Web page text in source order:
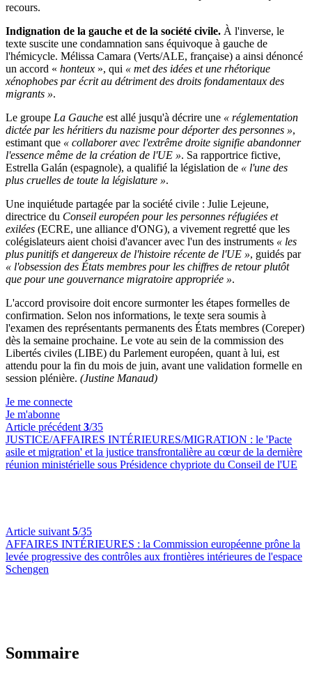
recours.
Indignation de la gauche et de la société civile. À l'inverse, le
texte suscite une condamnation sans équivoque à gauche de
l'hémicycle. Mélissa Camara (Verts/ALE, française) a ainsi dénoncé
un accord « honteux », qui « met des idées et une rhétorique
xénophobes par écrit au détriment des droits fondamentaux des
migrants ».
Le groupe La Gauche est allé jusqu'à décrire une « réglementation
dictée par les héritiers du nazisme pour déporter des personnes »,
estimant que « collaborer avec l'extrême droite signifie abandonner
l'essence même de la création de l'UE ». Sa rapportrice fictive,
Estrella Galán (espagnole), a qualifié la législation de « l'une des
plus cruelles de toute la législature ».
Une inquiétude partagée par la société civile : Julie Lejeune,
directrice du Conseil européen pour les personnes réfugiées et
exilées (ECRE, une alliance d'ONG), a vivement regretté que les
colégislateurs aient choisi d'avancer avec l'un des instruments « les
plus punitifs et dangereux de l'histoire récente de l'UE », guidés par
« l'obsession des États membres pour les chiffres de retour plutôt
que pour une gouvernance migratoire appropriée ».
L'accord provisoire doit encore surmonter les étapes formelles de
confirmation. Selon nos informations, le texte sera soumis à
l'examen des représentants permanents des États membres (Coreper)
dès la semaine prochaine. Le vote au sein de la commission des
Libertés civiles (LIBE) du Parlement européen, quant à lui, est
attendu pour la fin du mois de juin, avant une validation formelle en
session plénière. (Justine Manaud)
Je me connecte
Je m'abonne
Article précédent 3/35
JUSTICE/AFFAIRES INTÉRIEURES/MIGRATION : le 'Pacte
asile et migration' et la justice transfrontalière au cœur de la dernière
réunion ministérielle sous Présidence chypriote du Conseil de l'UE
Article suivant 5/35
AFFAIRES INTÉRIEURES : la Commission européenne prône la
levée progressive des contrôles aux frontières intérieures de l'espace
Schengen
Sommaire